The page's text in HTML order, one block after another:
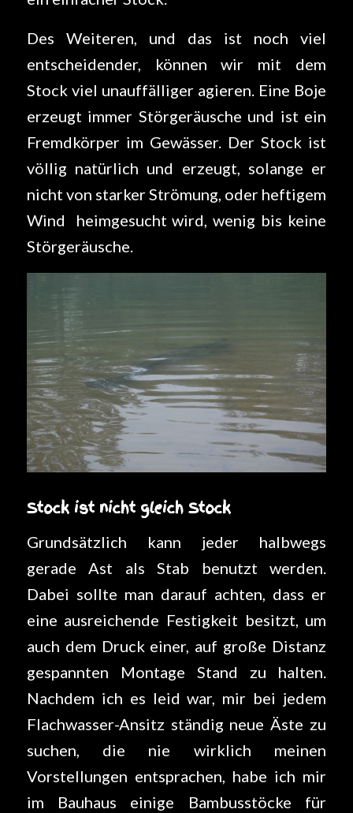
Des Weiteren, und das ist noch viel
entscheidender, können wir mit dem
Stock viel unauffälliger agieren. Eine Boje
erzeugt immer Störgeräusche und ist ein
Fremdkörper im Gewässer. Der Stock ist
völlig natürlich und erzeugt, solange er
nicht von starker Strömung, oder heftigem
Wind heimgesucht wird, wenig bis keine
Störgeräusche.
Stock ist nicht gleich Stock
Grundsätzlich kann jeder halbwegs
gerade Ast als Stab benutzt werden.
Dabei sollte man darauf achten, dass er
eine ausreichende Festigkeit besitzt, um
auch dem Druck einer, auf große Distanz
gespannten Montage Stand zu halten.
Nachdem ich es leid war, mir bei jedem
Flachwasser-Ansitz ständig neue Äste zu
suchen, die nie wirklich meinen
Vorstellungen entsprachen, habe ich mir
im Bauhaus einige Bambusstöcke für